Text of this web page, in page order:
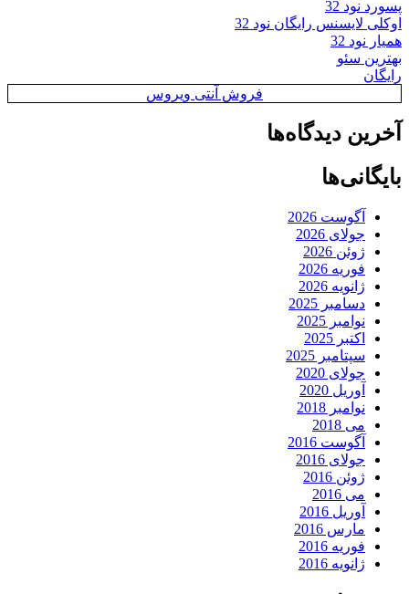
پسورد نود 32
اوکلی لایسنس رایگان نود 32
همیار نود 32
بهترین سئو
رایگان
فروش آنتی ویروس
آخرین دیدگاه‌ها
بایگانی‌ها
آگوست 2026
جولای 2026
ژوئن 2026
فوریه 2026
ژانویه 2026
دسامبر 2025
نوامبر 2025
اکتبر 2025
سپتامبر 2025
جولای 2020
آوریل 2020
نوامبر 2018
می 2018
آگوست 2016
جولای 2016
ژوئن 2016
می 2016
آوریل 2016
مارس 2016
فوریه 2016
ژانویه 2016